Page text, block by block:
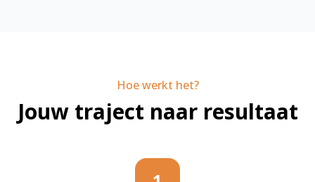
Hoe werkt het?
Jouw traject naar resultaat